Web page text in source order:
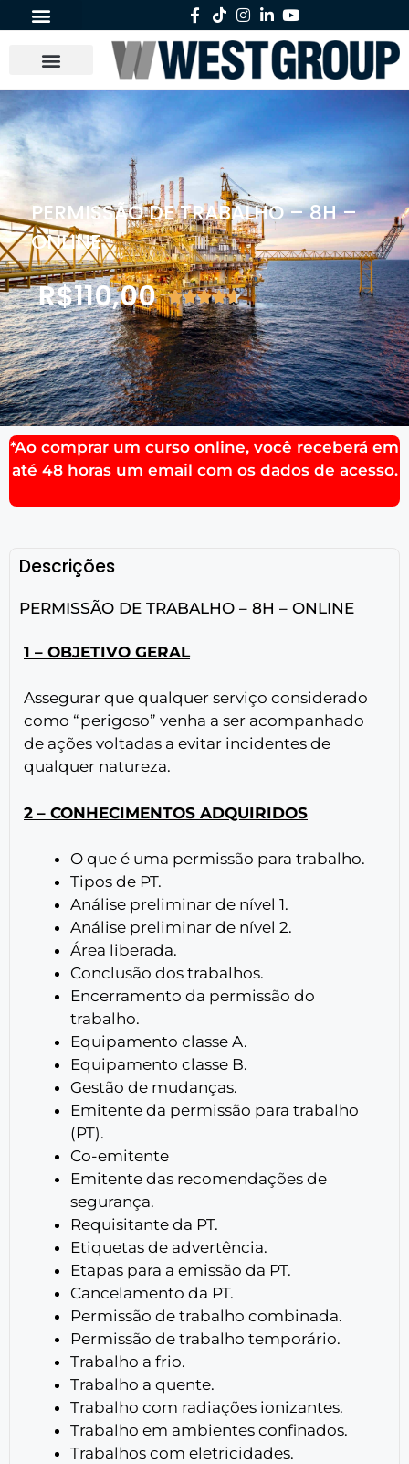
PERMISSÃO DE TRABALHO – 8H –
ONLINE
R$110,00
*Ao comprar um curso online, você receberá em
até 48 horas um email com os dados de acesso.
Descrições
PERMISSÃO DE TRABALHO – 8H – ONLINE
1 – OBJETIVO GERAL
Assegurar que qualquer serviço considerado
como “perigoso” venha a ser acompanhado
de ações voltadas a evitar incidentes de
qualquer natureza.
2 – CONHECIMENTOS ADQUIRIDOS
O que é uma permissão para trabalho.
Tipos de PT.
Análise preliminar de nível 1.
Análise preliminar de nível 2.
Área liberada.
Conclusão dos trabalhos.
Encerramento da permissão do
trabalho.
Equipamento classe A.
Equipamento classe B.
Gestão de mudanças.
Emitente da permissão para trabalho
(PT).
Co-emitente
Emitente das recomendações de
segurança.
Requisitante da PT.
Etiquetas de advertência.
Etapas para a emissão da PT.
Cancelamento da PT.
Permissão de trabalho combinada.
Permissão de trabalho temporário.
Trabalho a frio.
Trabalho a quente.
Trabalho com radiações ionizantes.
Trabalho em ambientes confinados.
Trabalhos com eletricidades.